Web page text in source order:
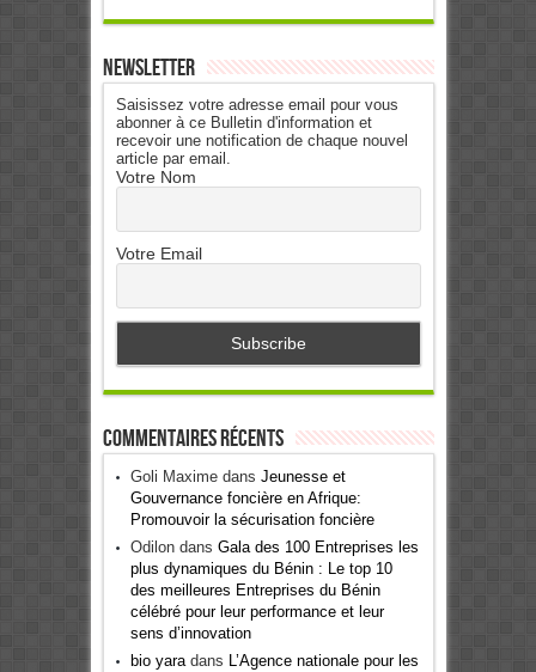
Newsletter
Saisissez votre adresse email pour vous
abonner à ce Bulletin d'information et
recevoir une notification de chaque nouvel
article par email.
Votre Nom
Votre Email
Commentaires récents
Goli Maximedans Jeunesse et
Gouvernance foncière en Afrique:
Promouvoir la sécurisation foncière
Odilondans Gala des 100 Entreprises les
plus dynamiques du Bénin : Le top 10
des meilleures Entreprises du Bénin
célébré pour leur performance et leur
sens d’innovation
bio yaradans L’Agence nationale pour les